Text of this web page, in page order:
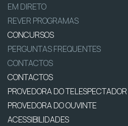
EM DIRETO
REVER PROGRAMAS
CONCURSOS
PERGUNTAS FREQUENTES
CONTACTOS
CONTACTOS
PROVEDORA DO TELESPECTADOR
PROVEDORA DO OUVINTE
ACESSIBILIDADES